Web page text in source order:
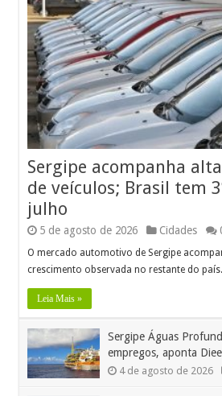
Sergipe acompanha
de veículos; Brasil tem
julho
5 de agosto de 2026 Cidades
O mercado automotivo de Sergipe
crescimento observada no restante do
Leia Mais »
Sergipe Águas
empregos, aponta
4 de agosto de 2026